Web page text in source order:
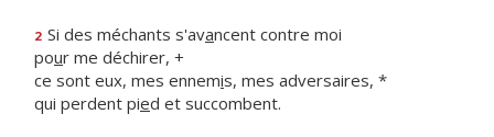
2 Si des méchants s'avancent contre moi
pour me déchirer, +
ce sont eux, mes ennemis, mes adversaires, *
qui perdent pied et succombent.